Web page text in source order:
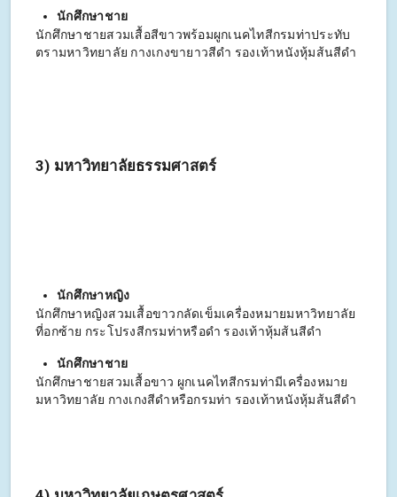
นักศึกษาชาย
นักศึกษาชายสวมเสื้อสีขาวพร้อมผูกเนคไทสีกรมท่าประทับ
ตรามหาวิทยาลัย กางเกงขายาวสีดำ รองเท้าหนังหุ้มส้นสีดำ
3) มหาวิทยาลัยธรรมศาสตร์
นักศึกษาหญิง
นักศึกษาหญิงสวมเสื้อขาวกลัดเข็มเครื่องหมายมหาวิทยาลัย
ที่อกซ้าย กระโปรงสีกรมท่าหรือดำ รองเท้าหุ้มส้นสีดำ
นักศึกษาชาย
นักศึกษาชายสวมเสื้อขาว ผูกเนคไทสีกรมท่ามีเครื่องหมาย
มหาวิทยาลัย กางเกงสีดำหรือกรมท่า รองเท้าหนังหุ้มส้นสีดำ